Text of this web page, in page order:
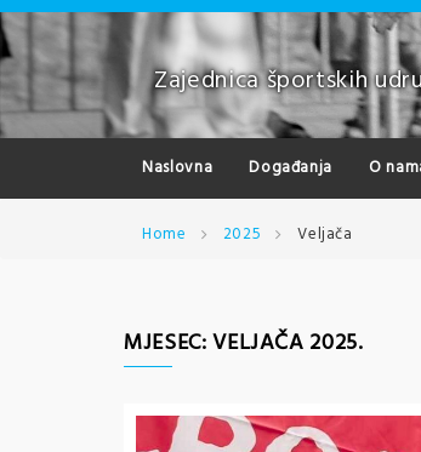
Skip
to
content
Zajednica športskih
Naslovna Događanja O
Home 2025 Veljača
MJESEC:VELJAČA 2025.